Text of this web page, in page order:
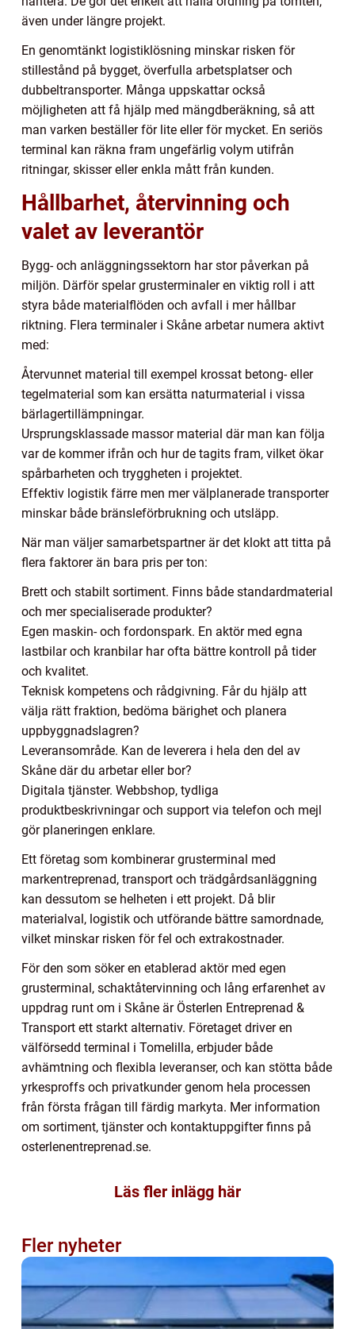
även under längre projekt.
En genomtänkt logistiklösning minskar risken för
stillestånd på bygget, överfulla arbetsplatser och
dubbeltransporter. Många uppskattar också
möjligheten att få hjälp med mängdberäkning, så att
man varken beställer för lite eller för mycket. En seriös
terminal kan räkna fram ungefärlig volym utifrån
ritningar, skisser eller enkla mått från kunden.
Hållbarhet, återvinning och
valet av leverantör
Bygg- och anläggningssektorn har stor påverkan på
miljön. Därför spelar grusterminaler en viktig roll i att
styra både materialflöden och avfall i mer hållbar
riktning. Flera terminaler i Skåne arbetar numera aktivt
med:
Återvunnet material till exempel krossat betong- eller
tegelmaterial som kan ersätta naturmaterial i vissa
bärlagertillämpningar.
Ursprungsklassade massor material där man kan följa
var de kommer ifrån och hur de tagits fram, vilket ökar
spårbarheten och tryggheten i projektet.
Effektiv logistik färre men mer välplanerade transporter
minskar både bränsleförbrukning och utsläpp.
När man väljer samarbetspartner är det klokt att titta på
flera faktorer än bara pris per ton:
Brett och stabilt sortiment. Finns både standardmaterial
och mer specialiserade produkter?
Egen maskin- och fordonspark. En aktör med egna
lastbilar och kranbilar har ofta bättre kontroll på tider
och kvalitet.
Teknisk kompetens och rådgivning. Får du hjälp att
välja rätt fraktion, bedöma bärighet och planera
uppbyggnadslagren?
Leveransområde. Kan de leverera i hela den del av
Skåne där du arbetar eller bor?
Digitala tjänster. Webbshop, tydliga
produktbeskrivningar och support via telefon och mejl
gör planeringen enklare.
Ett företag som kombinerar grusterminal med
markentreprenad, transport och trädgårdsanläggning
kan dessutom se helheten i ett projekt. Då blir
materialval, logistik och utförande bättre samordnade,
vilket minskar risken för fel och extrakostnader.
För den som söker en etablerad aktör med egen
grusterminal, schaktåtervinning och lång erfarenhet av
uppdrag runt om i Skåne är Österlen Entreprenad &
Transport ett starkt alternativ. Företaget driver en
välförsedd terminal i Tomelilla, erbjuder både
avhämtning och flexibla leveranser, och kan stötta både
yrkesproffs och privatkunder genom hela processen
från första frågan till färdig markyta. Mer information
om sortiment, tjänster och kontaktuppgifter finns på
osterlenentreprenad.se.
Läs fler inlägg här
Fler nyheter